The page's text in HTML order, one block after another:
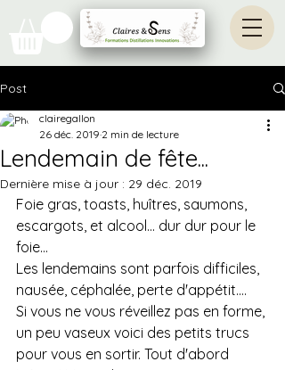
Post
Lendemain de fête...
clairegallon
26 déc. 2019 2 min de lecture
Dernière mise à jour : 29 déc. 2019
Foie gras, toasts, huîtres, saumons,
escargots, et alcool... dur dur pour le
foie...
Les lendemains sont parfois difficiles,
nausée, céphalée, perte d'appétit....
Si vous ne vous réveillez pas en forme,
un peu vaseux voici des petits trucs
pour vous en sortir. Tout d'abord